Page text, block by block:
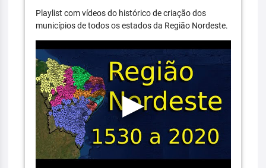
Playlist com vídeos do histórico de criação dos
municípios de todos os estados da Região Nordeste.